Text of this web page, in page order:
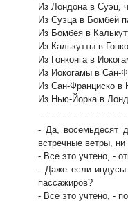
Из Лондона в Суэц,
Из Суэца в Бомбей
Из Бомбея в
Из Калькутты в
Из Гонконга в
Из Иокогамы в Сан-
Из Сан-Франциско
Из Нью-Йорка в
- Да, восемьдесят
встречные ветры,
- Все это учтено, -
- Даже если индусы
пассажиров?
- Все это учтено, -